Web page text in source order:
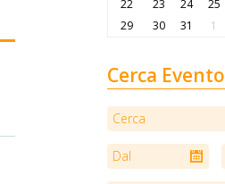
22
23 24 25
29
30 31 1
Cerca Evento